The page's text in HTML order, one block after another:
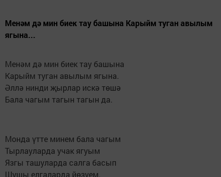
Менәм дә мин биек тау башына Карыйм туган авылым
ягына...
Менәм дә мин биек тау башына
Карыйм туган авылым ягына.
Әллә нинди җырлар искә төшә
Бала чагым тагын тагын да.
Монда үтте минем бала чагым
Тырлауларда учак ягуым
Язгы ташуларда салга басып
Шушы елгаларда йөзүем.